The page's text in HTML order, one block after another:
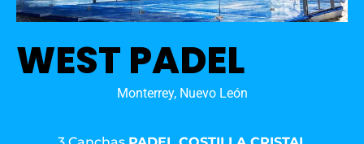
WEST PADEL
Monterrey, Nuevo León